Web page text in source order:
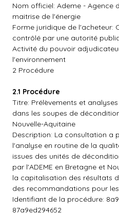
Nom officiel: Ademe - Agence
maitrise de l'énergie
Forme juridique de l'acheteur:
contrôlé par une autorité
Activité du pouvoir
l'environnement
2 Procédure
2.1 Procédure
Titre: Prélèvements et
dans les soupes de
Nouvelle-Aquitaine
Description: La consultation
l'analyse en routine de la
issues des unités de
par l'ADEME en Bretagne et
la capitalisation des résultats
des recommandations pour
Identifiant de la procédure:
87a9ed294652